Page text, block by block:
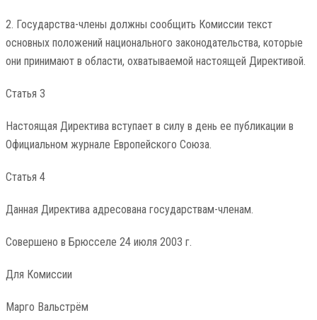
2. Государства-члены должны сообщить Комиссии текст
основных положений национального законодательства, которые
они принимают в области, охватываемой настоящей Директивой.
Статья 3
Настоящая Директива вступает в силу в день ее публикации в
Официальном журнале Европейского Союза.
Статья 4
Данная Директива адресована государствам-членам.
Совершено в Брюсселе 24 июля 2003 г.
Для Комиссии
Марго Вальстрём